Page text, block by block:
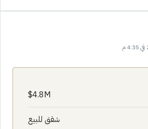
4.8M$
شقق للبيع